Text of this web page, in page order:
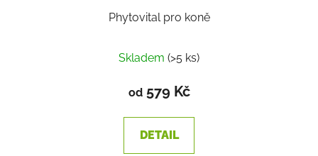
Phytovital pro koně
Skladem (>5 ks)
od579 Kč
DETAIL